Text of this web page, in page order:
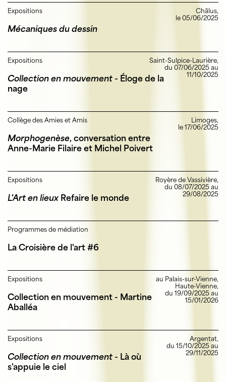
Expositions
Mécaniques du dessin
Châlus,
le 05/06/2025
Expositions
Collection en mouvement - Éloge de la
nage
Saint-Sulpice-Laurière,
du 07/06/2025 au
11/10/2025
Collège des Amies et Amis
Morphogenèse, conversation entre
Anne-Marie Filaire et Michel Poivert
Limoges,
le 17/06/2025
Expositions
L'Art en lieux Refaire le monde
Royère de Vassivière,
du 08/07/2025 au
29/08/2025
Programmes de médiation
La Croisière de l'art #6
Expositions
Collection en mouvement - Martine
Aballéa
au Palais-sur-Vienne,
Haute-Vienne,
du 19/09/2025 au
15/01/2026
Expositions
Collection en mouvement - Là où
s'appuie le ciel
Argentat,
du 15/10/2025 au
29/11/2025